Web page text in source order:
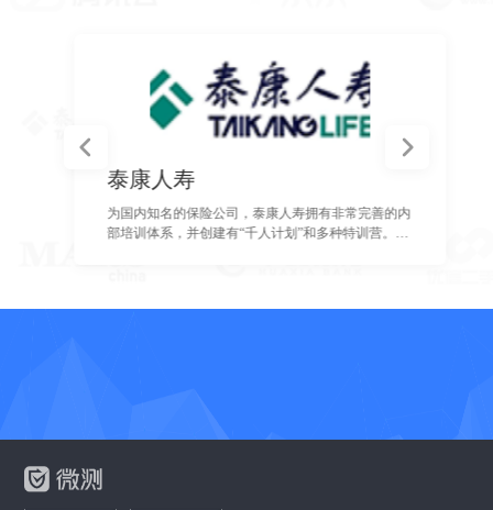
泰康人寿
为国内知名的保险公司，泰康人寿拥有非常完善的内
部培训体系，并创建有“千人计划”和多种特训营。为